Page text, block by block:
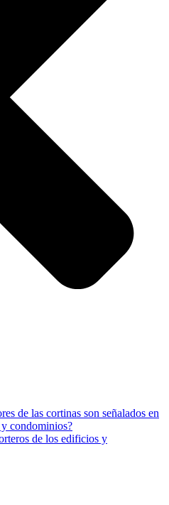
de las cortinas son señalados en
condominios?
de los edificios y